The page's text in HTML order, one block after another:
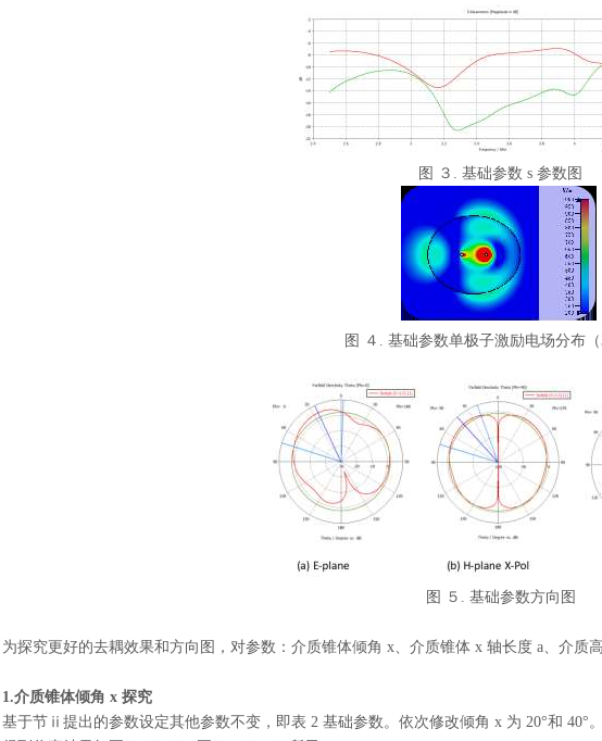
图 ３ . 基础参数 s 参数图
图 ４ . 基础参数单极子激励电场分布（
图 ５ . 基础参数方向图
为探究更好的去耦效果和方向图，对参数：介质锥体倾角 x、介质锥体 x 轴长度 a、介质
1.介质锥体倾角 x 探究
基于节 ⅱ提出的参数设定其他参数不变，即表 2 基础参数。依次修改倾角 x 为 20°和 40°。